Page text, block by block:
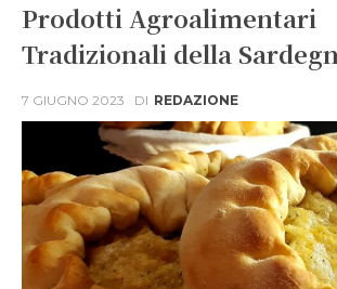
Prodotti Agroalimentari
Tradizionali della
7 GIUGNO 2023 DI REDAZIONE